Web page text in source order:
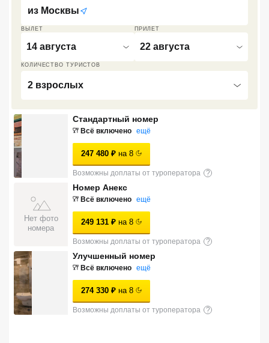
ВЫЛЕТ
14 августа
ПРИЛЕТ
22 августа
КОЛИЧЕСТВО ТУРИСТОВ
2 взрослых
из Москвы
Стандартный номер
Всё включено ещё
247 480 ₽ на 8
Возможны доплаты от туроператора ?
Нет фото
номера
Номер Анекс
Всё включено ещё
249 131 ₽ на 8
Возможны доплаты от туроператора ?
Улучшенный номер
Всё включено ещё
274 330 ₽ на 8
Возможны доплаты от туроператора ?
ТОП 10 лучших отелей 5*
ТОП 10 недорогих отелей
Недорогие отели 4*
звезды
Лучшие отели 3* звезды
Сетевые отели Турции
Сетевые отели Египта
Сетевые отели ОАЭ
Сетевые отели Таиланда